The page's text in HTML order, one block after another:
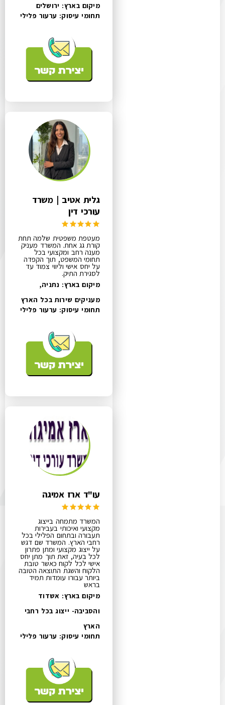
מיקום בארץ: ירושלים
תחומי עיסוק: ערעור פלילי
גלית אטיב | משרד
עורכי דין
מעטפת משפטית שלמה תחת
קורת גג אחת. המשרד מעניק
מענה רחב ומקצועי בכל
תחומי המשפט, תוך הקפדה
על יחס אישי וליווי צמוד עד
לסגירת התיק.
מיקום בארץ: נתניה,
מעניקים שירות בכל הארץ
תחומי עיסוק: ערעור פלילי
עו"ד ארז אמיגה
המשרד מתמחה בייצוג
מקצועי ואיכותי בעבירות
תעבורה ובתחום הפלילי בכל
רחבי הארץ. המשרד שם דגש
על ייצוג מקצועי ומתן פתרון
לכל בעיה, זאת תוך מתן יחס
אישי לכל לקוח כאשר טובת
הלקוח והשגת התוצאה הטובה
ביותר עבורו עומדות תמיד
בראש
מיקום בארץ: אשדוד
והסביבה- ייצוג בכל רחבי
הארץ
תחומי עיסוק: ערעור פלילי